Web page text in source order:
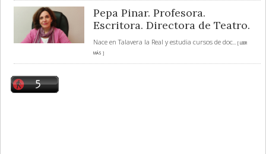
Pepa Pinar. Profesora.
Escritora. Directora de Teatro.
Nace en Talavera la Real y estudia cursos de doc... [ LEER
MÁS ]